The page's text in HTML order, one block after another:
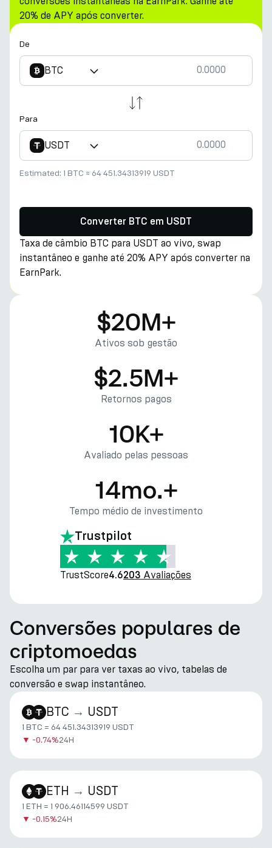
20% de APY após converter.
De
BTC
Para
USDT
Estimated: 1 BTC ≈ 64 451.34313919 USDT
Converter BTC em USDT
Taxa de câmbio BTC para USDT ao vivo, swap
instantâneo e ganhe até 20% APY após converter na
EarnPark.
$20M+
Ativos sob gestão
$2.5M+
Retornos pagos
10K+
Avaliado pelas pessoas
14mo.+
Tempo médio de investimento
Trustpilot
TrustScore4.6203 Avaliações
Conversões populares de
criptomoedas
Escolha um par para ver taxas ao vivo, tabelas de
conversão e swap instantâneo.
BTC → USDT
1 BTC = 64 451.34313919 USDT
▼ -0.74%24H
ETH → USDT
1 ETH = 1 906.46114599 USDT
▼ -0.15%24H